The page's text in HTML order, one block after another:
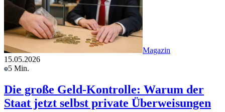
Magazin
15.05.2026
5 Min.
Die große Geld-Kontrolle: Warum der
Staat jetzt selbst private Überweisungen